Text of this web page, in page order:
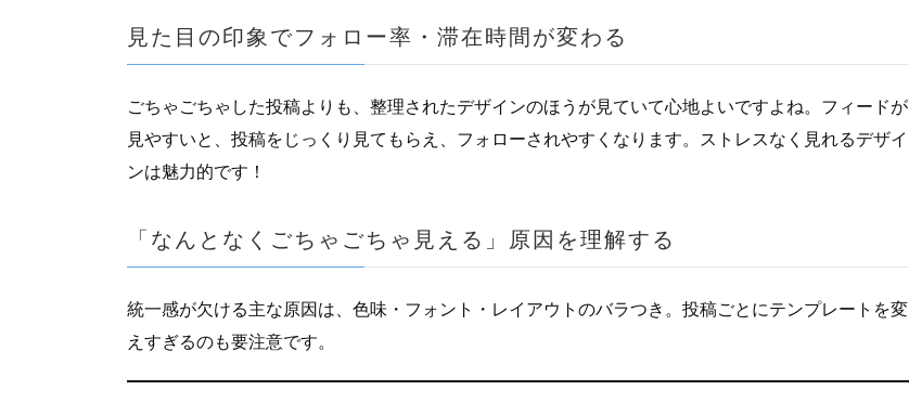
見た目の印象でフォロー率・滞在時間が変わる
ごちゃごちゃした投稿よりも、整理されたデザインのほうが見ていて心地よいですよね。フィードが
見やすいと、投稿をじっくり見てもらえ、フォローされやすくなります。ストレスなく見れるデザイ
ンは魅力的です！
「なんとなくごちゃごちゃ見える」原因を理解する
統一感が欠ける主な原因は、色味・フォント・レイアウトのバラつき。投稿ごとにテンプレートを変
えすぎるのも要注意です。